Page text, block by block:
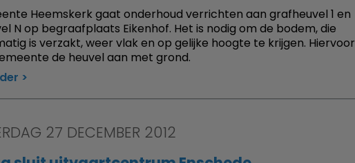
Heemskerk gaat onderhoud verrichten aan grafheuvel 1 en
N op begraafplaats Eikenhof. Het is nodig om de bodem, die
is verzakt, weer vlak en op gelijke hoogte te krijgen. Hiervoor
de heuvel aan met grond.
27 DECEMBER 2012